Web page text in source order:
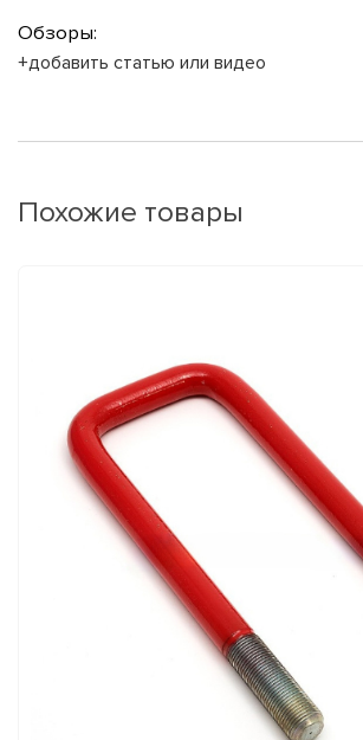
Обзоры:
+добавить статью или видео
Похожие товары